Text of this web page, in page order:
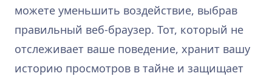
можете уменьшить воздействие, выбрав
правильный веб-браузер. Тот, который не
отслеживает ваше поведение, хранит вашу
историю просмотров в тайне и защищает